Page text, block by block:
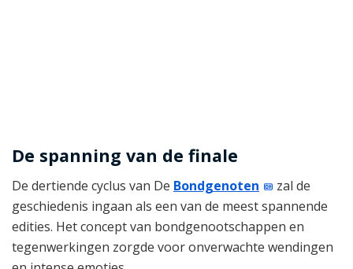
De spanning van de finale
De dertiende cyclus van De Bondgenoten
zal de
geschiedenis ingaan als een van de meest spannende
edities. Het concept van bondgenootschappen en
tegenwerkingen zorgde voor onverwachte wendingen